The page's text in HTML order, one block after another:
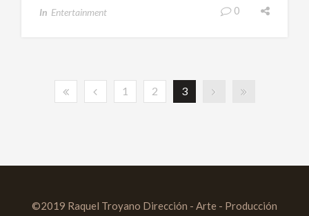
In Entertainment 0
1 2 3
©2019 Raquel Troyano Dirección - Arte - Producción